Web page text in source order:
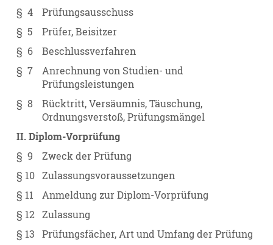
§ 4
Prüfungsausschuss
§ 5
Prüfer, Beisitzer
§ 6
Beschlussverfahren
§ 7
Anrechnung von Studien- und
Prüfungsleistungen
§ 8
Rücktritt, Versäumnis, Täuschung,
Ordnungsverstoß, Prüfungsmängel
II. Diplom-Vorprüfung
§ 9
Zweck der Prüfung
§ 10
Zulassungsvoraussetzungen
§ 11
Anmeldung zur Diplom-Vorprüfung
§ 12
Zulassung
§ 13
Prüfungsfächer, Art und Umfang der Prüfung